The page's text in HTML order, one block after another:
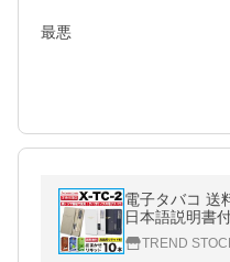
最悪
電子タバコ 送料無料 JOECIG X-TC-2 正規品
日本語説明書
某ドラマで使
E 電
TREND